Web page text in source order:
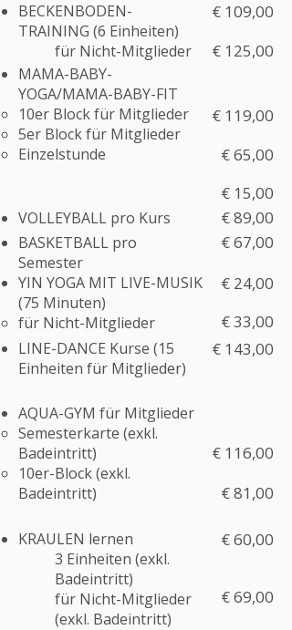
BECKENBODEN-
TRAINING ​(6 Einheiten)
für Nicht-Mitglieder
€ 109,00
€ 125,00
€ 119,00
€ 65,00
€ 15,00
MAMA-BABY-
YOGA/MAMA-BABY-FIT
10er Block für Mitglieder
5er Block​​ für Mitglieder
Einzelstunde​​
€ 89,00
VOLLEYBALL​ pro Kurs
€ 67,00
BASKETBALL​ pro
Semester
€ 24,00
€ 33,00
YIN YOGA MIT LIVE-MUSIK​
(75 Minuten)
für Nicht-Mitglieder​
€ 143,00
LINE-DANCE Kurse (15
Einheiten für Mitglieder)
€ 116,00
€ 81,00
AQUA-GYM für Mitglieder
Semesterkarte​ (exkl.
Badeintritt)
10er-Block​ (exkl.
Badeintritt)
€ 60,00
KRAULEN lernen
3 Einheiten (exkl.
Badeintritt)
für Nicht-Mitglieder​​
(exkl. Badeintritt)​​
€ 69,00